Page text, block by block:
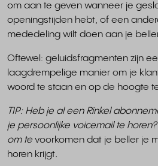
om aan te geven wanneer je
openingstijden hebt, of een
mededeling wilt doen aan je
Oftewel: geluidsfragmenten zijn
laagdrempelige manier om je
woord te staan en op de hoogte
TIP: Heb je al een Rinkel
je persoonlijke voicemail te
om te voorkomen dat je beller je
horen krijgt.